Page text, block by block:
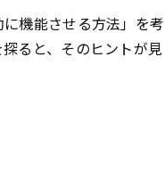
機能させる方法」を考
ると、そのヒントが見